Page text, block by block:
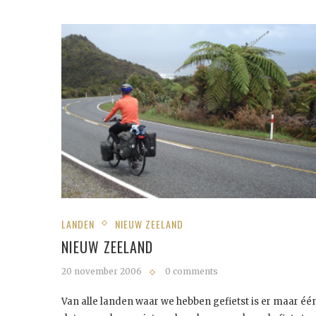
LANDEN NIEUW ZEELAND
NIEUW ZEELAND
20 november 2006 0 comments
Van alle landen waar we hebben gefietst is er maar